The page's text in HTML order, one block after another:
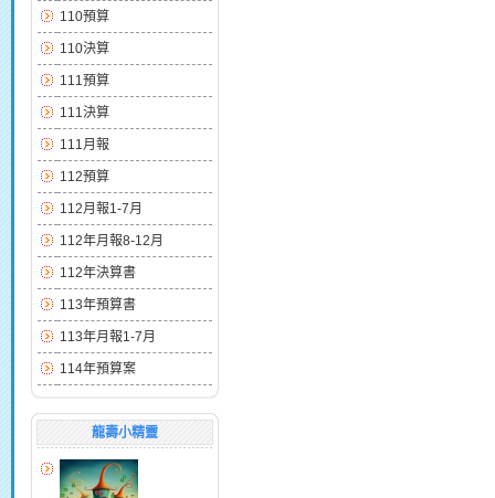
110預算
110決算
111預算
111決算
111月報
112預算
112月報1-7月
112年月報8-12月
112年決算書
113年預算書
113年月報1-7月
114年預算案
龍壽小精靈